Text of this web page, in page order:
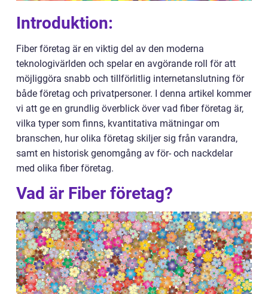
Introduktion:
Fiber företag är en viktig del av den moderna
teknologivärlden och spelar en avgörande roll för att
möjliggöra snabb och tillförlitlig internetanslutning för
både företag och privatpersoner. I denna artikel kommer
vi att ge en grundlig överblick över vad fiber företag är,
vilka typer som finns, kvantitativa mätningar om
branschen, hur olika företag skiljer sig från varandra,
samt en historisk genomgång av för- och nackdelar
med olika fiber företag.
Vad är Fiber företag?